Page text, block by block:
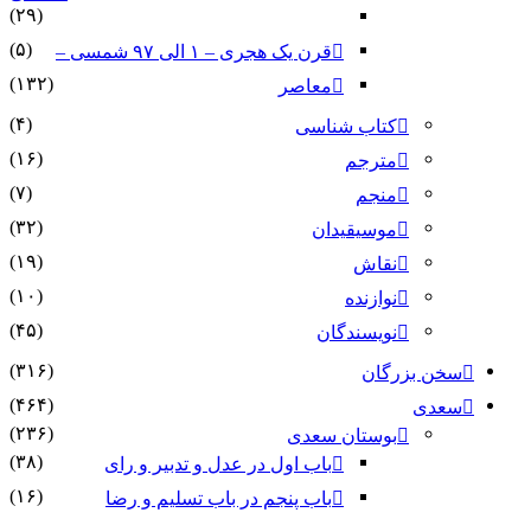
(۲۹)
قرن یک هجری – ۱ الی ۹۷ شمسی –
(۵)
معاصر
(۱۳۲)
کتاب شناسی
(۴)
مترجم
(۱۶)
منجم
(۷)
موسیقیدان
(۳۲)
نقاش
(۱۹)
نوازنده
(۱۰)
نویسندگان
(۴۵)
سخن بزرگان
(۳۱۶)
سعدی
(۴۶۴)
بوستان سعدی
(۲۳۶)
باب اول در عدل و تدبیر و رای
(۳۸)
باب پنجم در باب تسلیم و رضا
(۱۶)